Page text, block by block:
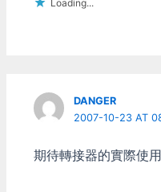
Loading...
DANGER
2007-10-23 AT
期待轉接器的實際使